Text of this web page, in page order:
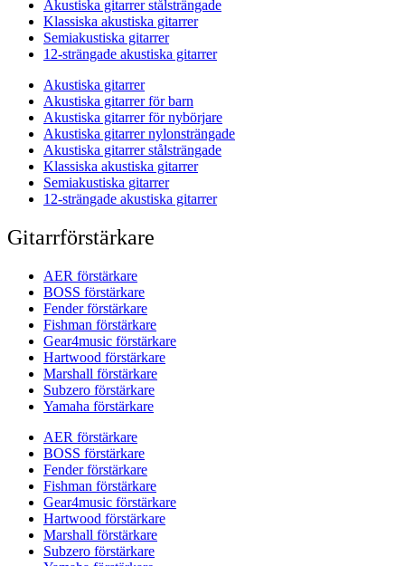
Akustiska gitarrer stålsträngade
Klassiska akustiska gitarrer
Semiakustiska gitarrer
12-strängade akustiska gitarrer
Akustiska gitarrer
Akustiska gitarrer för barn
Akustiska gitarrer för nybörjare
Akustiska gitarrer nylonsträngade
Akustiska gitarrer stålsträngade
Klassiska akustiska gitarrer
Semiakustiska gitarrer
12-strängade akustiska gitarrer
Gitarrförstärkare
AER förstärkare
BOSS förstärkare
Fender förstärkare
Fishman förstärkare
Gear4music förstärkare
Hartwood förstärkare
Marshall förstärkare
Subzero förstärkare
Yamaha förstärkare
AER förstärkare
BOSS förstärkare
Fender förstärkare
Fishman förstärkare
Gear4music förstärkare
Hartwood förstärkare
Marshall förstärkare
Subzero förstärkare